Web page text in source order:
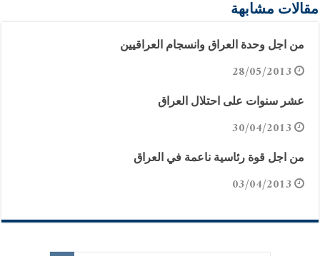
مقالات مشابهة
من اجل وحدة العراق وانسجام العراقيين
28/05/2013
عشر سنوات على احتلال العراق
30/04/2013
من اجل قوة رئاسية ناعمة في العراق
03/04/2013